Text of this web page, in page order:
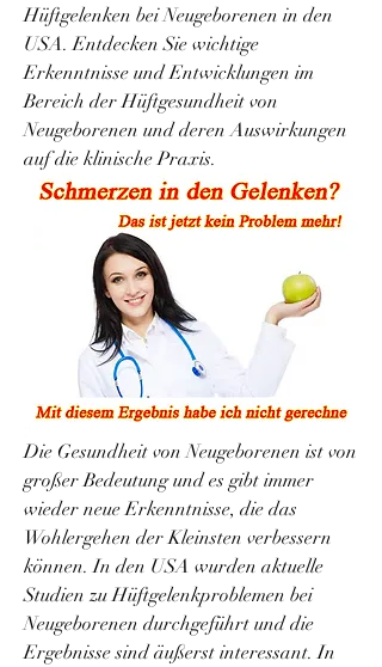
Hüftgelenken bei Neugeborenen in den
USA. Entdecken Sie wichtige
Erkenntnisse und Entwicklungen im
Bereich der Hüftgesundheit von
Neugeborenen und deren Auswirkungen
auf die klinische Praxis.
Die Gesundheit von Neugeborenen ist von
großer Bedeutung und es gibt immer
wieder neue Erkenntnisse, die das
Wohlergehen der Kleinsten verbessern
können. In den USA wurden aktuelle
Studien zu Hüftgelenkproblemen bei
Neugeborenen durchgeführt und die
Ergebnisse sind äußerst interessant. In